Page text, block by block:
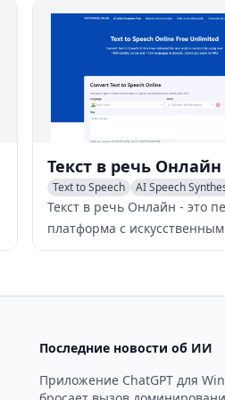
командного сотрудничества.
Text to Speech
AI Speech
Voice & Audio Editing
Текст в речь Онлайн - это
платформа с искусственным
интеллектом, которая
речь на нескольких языках с
Последние новости об ИИ
Приложение ChatGPT для